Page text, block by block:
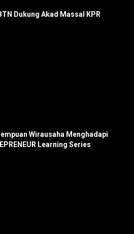
Dukung Akad Massal KPR
Wirausaha Menghadapi
Learning Series